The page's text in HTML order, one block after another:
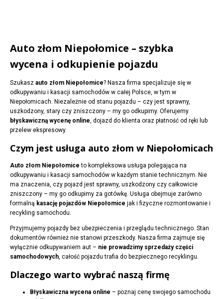
Auto złom Niepołomice – szybka
wycena i odkupienie pojazdu
Szukasz auto złom Niepołomice? Nasza firma specjalizuje się w
odkupywaniu i kasacji samochodów w całej Polsce, w tym w
Niepołomicach. Niezależnie od stanu pojazdu – czy jest sprawny,
uszkodzony, stary czy zniszczony – my go odkupimy. Oferujemy
błyskawiczną wycenę online, dojazd do klienta oraz płatność od ręki lub
przelew ekspresowy.
Czym jest usługa auto złom w Niepołomicach
Auto złom Niepołomice to kompleksowa usługa polegająca na
odkupywaniu i kasacji samochodów w każdym stanie technicznym. Nie
ma znaczenia, czy pojazd jest sprawny, uszkodzony czy całkowicie
zniszczony – my go odkupimy za gotówkę. Usługa obejmuje zarówno
formalną kasację pojazdów Niepołomice jak i fizyczne rozmontowanie i
recykling samochodu.
Przyjmujemy pojazdy bez ubezpieczenia i przeglądu technicznego. Stan
dokumentów również nie stanowi przeszkody. Nasza firma zajmuje się
wyłącznie odkupywaniem aut – nie prowadzimy sprzedaży części
samochodowych, całość pojazdu trafia do bezpiecznego recyklingu.
Dlaczego warto wybrać naszą firmę
Błyskawiczna wycena online – poznaj cenę swojego samochodu